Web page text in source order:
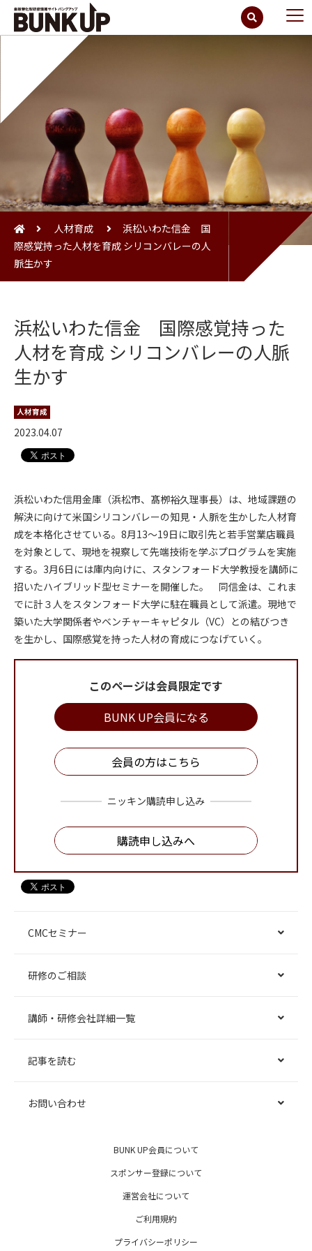
人材育成
浜松いわた信金 国
際感覚持った人材を育成 シリコンバレーの人
脈生かす
浜松いわた信金 国際感覚持った
人材を育成 シリコンバレーの人脈
生かす
人材育成
2023.04.07
浜松いわた信用金庫（浜松市、髙栁裕久理事長）は、地域課題の
解決に向けて米国シリコンバレーの知見・人脈を生かした人材育
成を本格化させている。8月13～19日に取引先と若手営業店職員
を対象として、現地を視察して先端技術を学ぶプログラムを実施
する。3月6日には庫内向けに、スタンフォード大学教授を講師に
招いたハイブリッド型セミナーを開催した。 同信金は、これま
でに計３人をスタンフォード大学に駐在職員として派遣。現地で
築いた大学関係者やベンチャーキャピタル（VC）との結びつき
を生かし、国際感覚を持った人材の育成につなげていく。
このページは会員限定です
BUNK UP会員になる
会員の方はこちら
ニッキン購読申し込み
購読申し込みへ
CMCセミナー
研修のご相談
講師・研修会社詳細一覧
記事を読む
お問い合わせ
BUNK UP会員について
スポンサー登録について
運営会社について
ご利用規約
プライバシーポリシー